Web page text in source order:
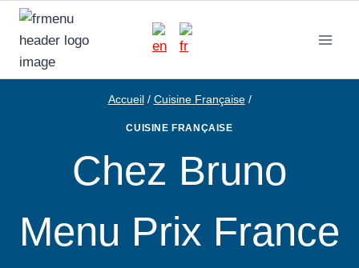
Aller
contenu
Accueil / Cuisine Française /
CUISINE FRANÇAISE
Chez Bruno
Menu Prix France